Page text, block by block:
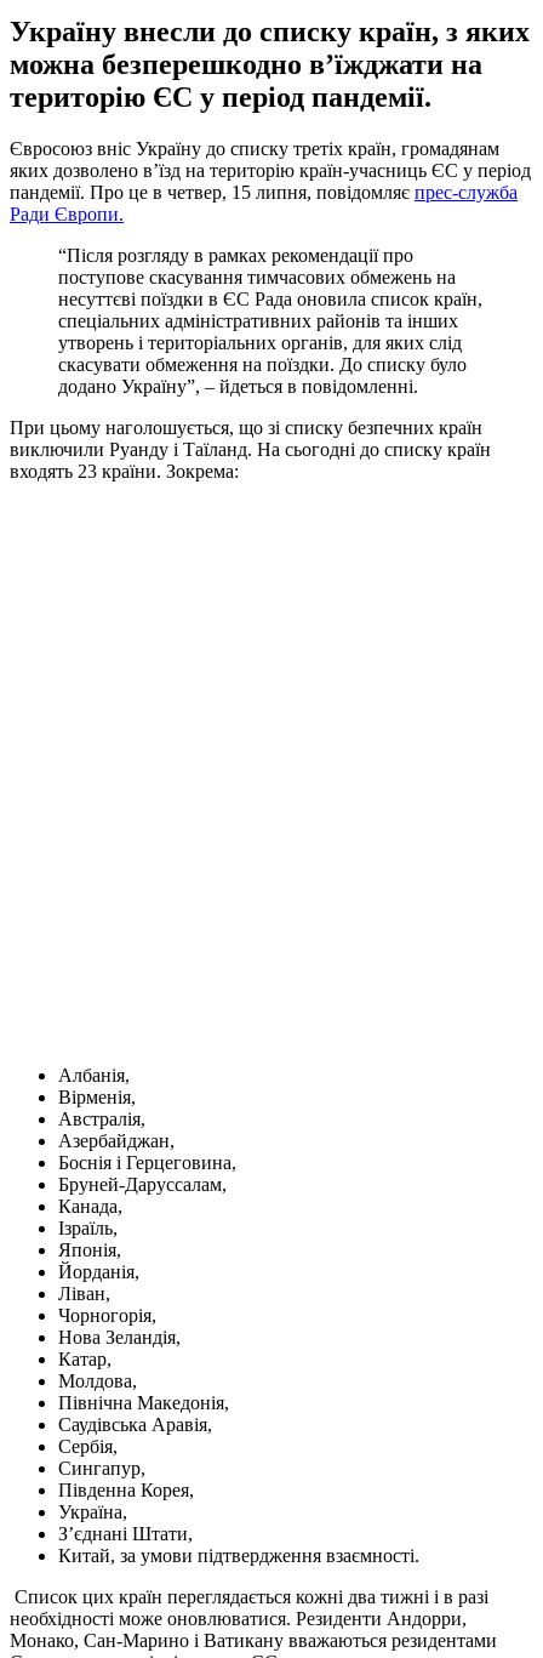
Україну внесли до списку країн, з яких
можна безперешкодно в’їжджати на
територію ЄС у період пандемії.
Євросоюз вніс Україну до списку третіх країн, громадянам
яких дозволено в’їзд на територію країн-учасниць ЄС у період
пандемії. Про це в четвер, 15 липня, повідомляє прес-служба
Ради Європи.
“Після розгляду в рамках рекомендації про
поступове скасування тимчасових обмежень на
несуттєві поїздки в ЄС Рада оновила список країн,
спеціальних адміністративних районів та інших
утворень і територіальних органів, для яких слід
скасувати обмеження на поїздки. До списку було
додано Україну”, – йдеться в повідомленні.
При цьому наголошується, що зі списку безпечних країн
виключили Руанду і Таїланд. На сьогодні до списку країн
входять 23 країни. Зокрема:
Албанія,
Вірменія,
Австралія,
Азербайджан,
Боснія і Герцеговина,
Бруней-Даруссалам,
Канада,
Ізраїль,
Японія,
Йорданія,
Ліван,
Чорногорія,
Нова Зеландія,
Катар,
Молдова,
Північна Македонія,
Саудівська Аравія,
Сербія,
Сингапур,
Південна Корея,
Україна,
З’єднані Штати,
Китай, за умови підтвердження взаємності.
Список цих країн переглядається кожні два тижні і в разі
необхідності може оновлюватися. Резиденти Андорри,
Монако, Сан-Марино і Ватикану вважаються резидентами